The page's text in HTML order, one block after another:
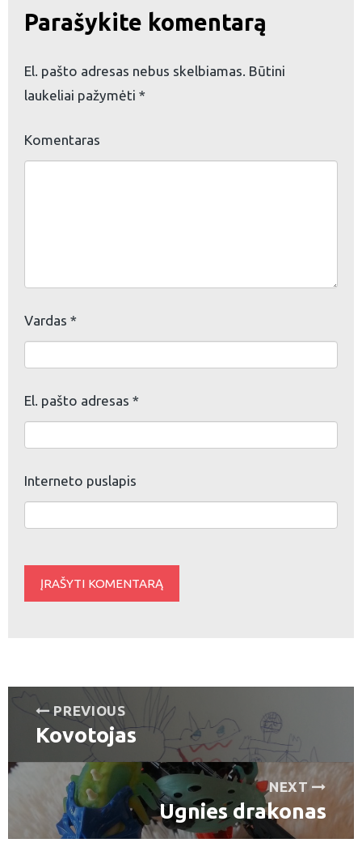
Parašykite komentarą
El. pašto adresas nebus skelbiamas. Būtini
laukeliai pažymėti *
Komentaras
Vardas *
El. pašto adresas *
Interneto puslapis
Navigacija
tarp
įrašų
PREVIOUS
Previous
Kovotojas
NEXT
Next
post:
Ugnies drakonas